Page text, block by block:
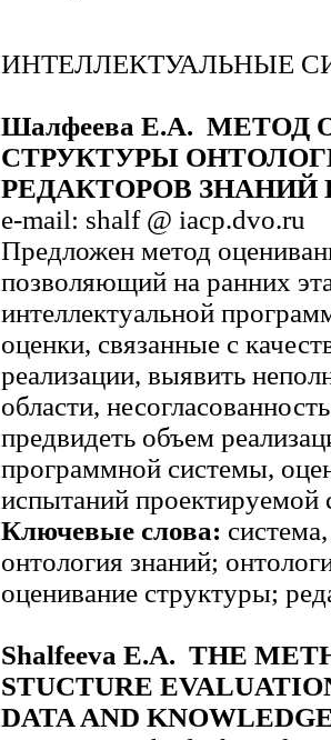
ИНТЕЛЛЕКТУАЛЬНЫЕ
Шалфеева Е.А. МЕТОД
СТРУКТУРЫ
РЕДАКТОРОВ
e-mail: shalf @ iacp.dvo.ru
Предложен метод
позволяющий на ранних
интеллектуальной
оценки, связанные с
реализации, выявить
области,
предвидеть объем
программной системы,
испытаний проектируемой
Ключевые слова:
онтология знаний;
оценивание структуры;
Shalfeeva E.A. THE
STUCTURE
DATA AND